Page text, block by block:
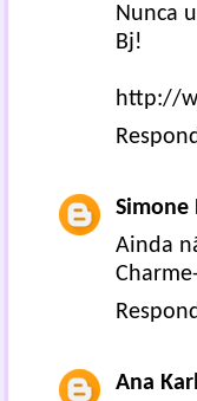
Nunca
Bj!
http://
Simone
Ainda
Ana